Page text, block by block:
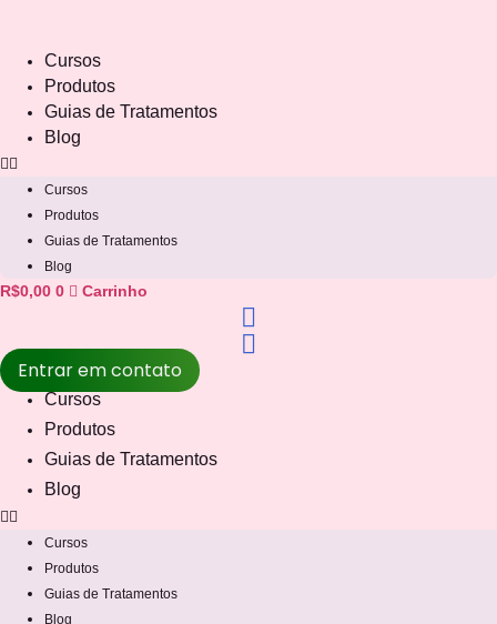
conteúdo
Cursos
Produtos
Guias de Tratamentos
Blog
Cursos
Produtos
Guias de Tratamentos
Blog
R$0,00 0 Carrinho
Entrar em contato
Cursos
Produtos
Guias de Tratamentos
Blog
Cursos
Produtos
Guias de Tratamentos
Blog